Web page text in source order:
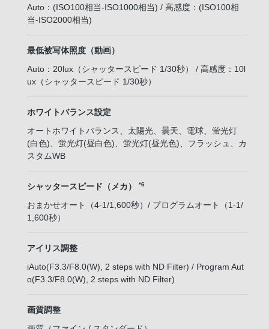
Auto：(ISO100相当-ISO1000相当) / 高感度：(ISO100相
当-ISO2000相当)
最低被写体照度（動画）
Auto：20lux（シャッタースピード 1/30秒） / 高感度：10l
ux（シャッタースピード 1/30秒）
ホワイトバランス設定
オートホワイトバランス、太陽光、曇天、電球、蛍光灯
(白色)、蛍光灯(昼白色)、蛍光灯(昼光色)、フラッシュ、カ
スタムWB
シャッタースピード（メカ） *6
おまかせオート（4-1/1,600秒）/ プログラムオート（1-1/
1,600秒）
アイリス調整
iAuto(F3.3/F8.0(W), 2 steps with ND Filter) / Program Aut
o(F3.3/F8.0(W), 2 steps with ND Filter)
画質調整